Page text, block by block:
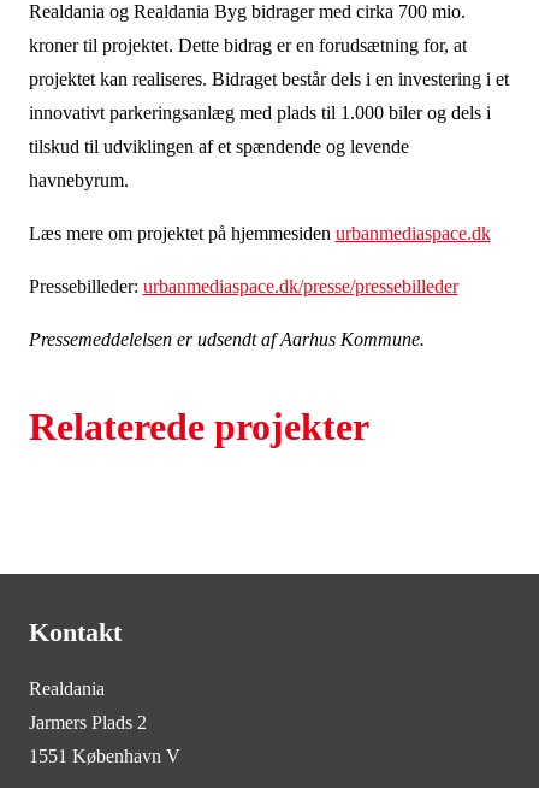
Realdania og Realdania Byg bidrager med cirka 700 mio.
kroner til projektet. Dette bidrag er en forudsætning for, at
projektet kan realiseres. Bidraget består dels i en investering i et
innovativt parkeringsanlæg med plads til 1.000 biler og dels i
tilskud til udviklingen af et spændende og levende
havnebyrum.
Læs mere om projektet på hjemmesiden urbanmediaspace.dk
Pressebilleder: urbanmediaspace.dk/presse/pressebilleder
Pressemeddelelsen er udsendt af Aarhus Kommune.
Relaterede projekter
Kontakt
Realdania
Jarmers Plads 2
1551 København V